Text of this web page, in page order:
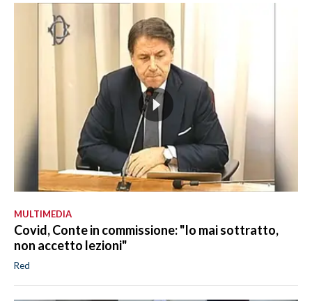
MULTIMEDIA
Covid, Conte in commissione: "Io mai sottratto,
non accetto lezioni"
Red